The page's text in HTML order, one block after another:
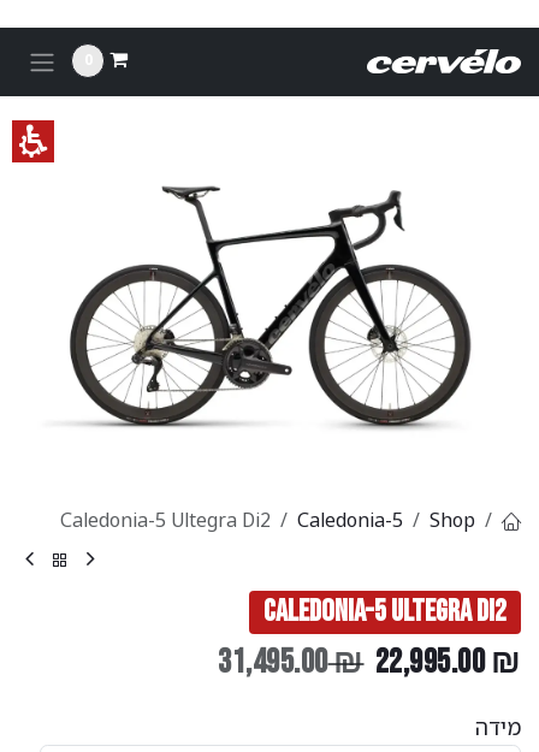
Shop
Caledonia-5
Caledonia-5 Ultegra Di2
Caledonia-5 Ultegra Di2
₪
22,995.00
₪
31,495.00
מידה